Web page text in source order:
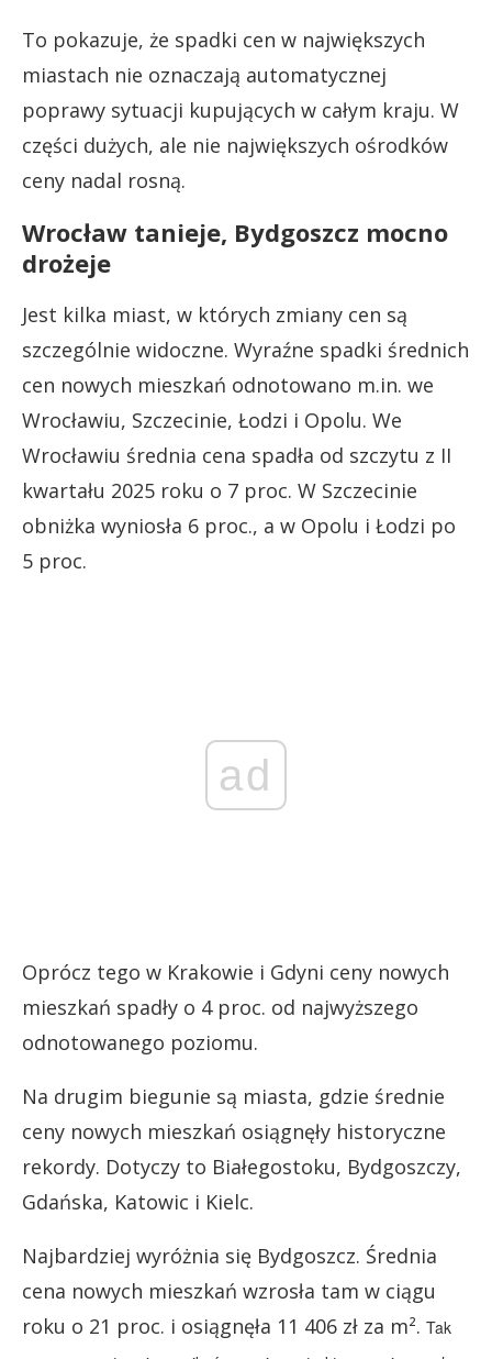
To pokazuje, że spadki cen w największych
miastach nie oznaczają automatycznej
poprawy sytuacji kupujących w całym kraju. W
części dużych, ale nie największych ośrodków
ceny nadal rosną.
Wrocław tanieje, Bydgoszcz mocno
drożeje
Jest kilka miast, w których zmiany cen są
szczególnie widoczne. Wyraźne spadki średnich
cen nowych mieszkań odnotowano m.in. we
Wrocławiu, Szczecinie, Łodzi i Opolu. We
Wrocławiu średnia cena spadła od szczytu z II
kwartału 2025 roku o 7 proc. W Szczecinie
obniżka wyniosła 6 proc., a w Opolu i Łodzi po
5 proc.
ad
Oprócz tego w Krakowie i Gdyni ceny nowych
mieszkań spadły o 4 proc. od najwyższego
odnotowanego poziomu.
Na drugim biegunie są miasta, gdzie średnie
ceny nowych mieszkań osiągnęły historyczne
rekordy. Dotyczy to Białegostoku, Bydgoszczy,
Gdańska, Katowic i Kielc.
Najbardziej wyróżnia się Bydgoszcz. Średnia
cena nowych mieszkań wzrosła tam w ciągu
roku o 21 proc. i osiągnęła 11 406 zł za m². Tak